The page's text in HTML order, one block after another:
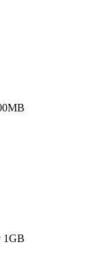
1GB